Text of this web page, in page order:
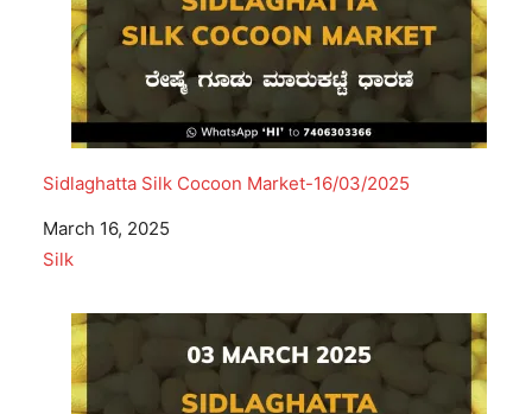
Sidlaghatta Silk Cocoon Market-16/03/2025
Date
March 16, 2025
In relation to
Silk